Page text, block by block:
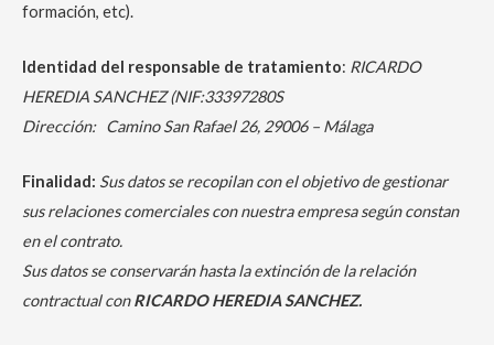
formación, etc).
Identidad del responsable de tratamiento: RICARDO
HEREDIA SANCHEZ (NIF:33397280S
Dirección: Camino San Rafael 26, 29006 – Málaga
Finalidad: Sus datos se recopilan con el objetivo de gestionar
sus relaciones comerciales con nuestra empresa según constan
en el contrato.
Sus datos se conservarán hasta la extinción de la relación
contractual conRICARDO HEREDIA SANCHEZ.